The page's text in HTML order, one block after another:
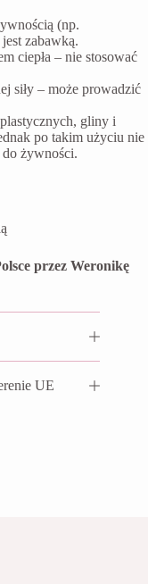
(np.
zabawką.
ciepła – nie stosować
siły – może prowadzić
gliny i
po takim użyciu nie
żywności.
przez Weronikę
UE